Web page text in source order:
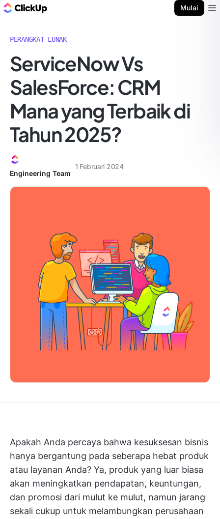
Mulai
PERANGKAT LUNAK
ServiceNow Vs
SalesForce: CRM
Mana yang Terbaik di
Tahun 2025?
Engineering Team
1 Februari 2024
Apakah Anda percaya bahwa kesuksesan bisnis
hanya bergantung pada seberapa hebat produk
atau layanan Anda? Ya, produk yang luar biasa
akan meningkatkan pendapatan, keuntungan,
dan promosi dari mulut ke mulut, namun jarang
sekali cukup untuk melambungkan perusahaan